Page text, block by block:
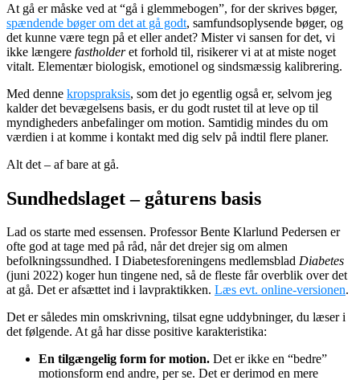
At gå er måske ved at “gå i glemmebogen”, for der skrives bøger,
spændende bøger om det at gå godt, samfundsoplysende bøger, og
det kunne være tegn på et eller andet? Mister vi sansen for det, vi
ikke længere fastholderet forhold til, risikerer vi at at miste noget
vitalt. Elementær biologisk, emotionel og sindsmæssig kalibrering.
Med denne kropspraksis, som det jo egentlig også er, selvom jeg
kalder det bevægelsens basis, er du godt rustet til at leve op til
myndigheders anbefalinger om motion. Samtidig mindes du om
værdien i at komme i kontakt med dig selv på indtil flere planer.
Alt det – af bare at gå.
Sundhedslaget – gåturens basis
Lad os starte med essensen. Professor Bente Klarlund Pedersen er
ofte god at tage med på råd, når det drejer sig om almen
befolkningssundhed. I Diabetesforeningens medlemsblad Diabetes
(juni 2022) koger hun tingene ned, så de fleste får overblik over det
at gå. Det er afsættet ind i lavpraktikken. Læs evt. online-versionen.
Det er således min omskrivning, tilsat egne uddybninger, du læser i
det følgende. At gå har disse positive karakteristika:
En tilgængelig form for motion. Det er ikke en “bedre”
motionsform end andre, per se. Det er derimod en mere